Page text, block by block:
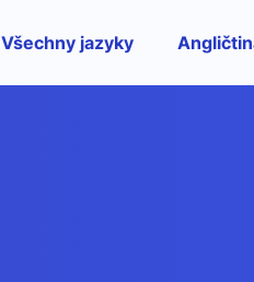
Všechny jazyky